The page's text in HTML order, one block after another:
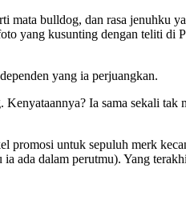
bulldog, dan rasa jenuhku
yang kusunting dengan teliti di
yang ia perjuangkan.
Ia sama sekali tak
promosi untuk sepuluh merk
ada dalam perutmu). Yang